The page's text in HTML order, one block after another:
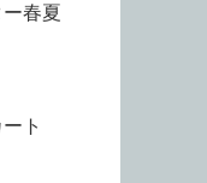
春夏
ト